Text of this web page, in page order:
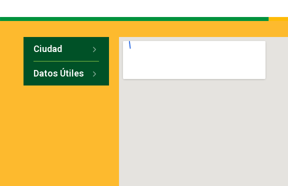
Ciudad
Datos Útiles